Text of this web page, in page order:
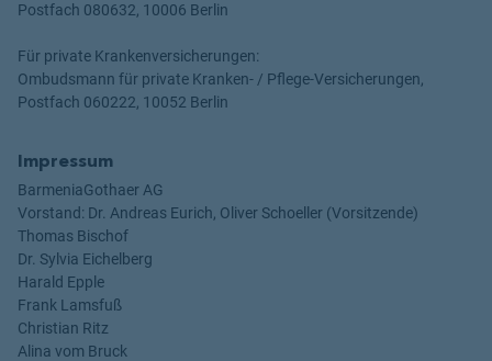
Postfach 080632, 10006 Berlin
Für private Krankenversicherungen:
Ombudsmann für private Kranken- / Pflege-Versicherungen,
Postfach 060222, 10052 Berlin
Impressum
BarmeniaGothaer AG
Vorstand: Dr. Andreas Eurich, Oliver Schoeller (Vorsitzende)
Thomas Bischof
Dr. Sylvia Eichelberg
Harald Epple
Frank Lamsfuß
Christian Ritz
Alina vom Bruck